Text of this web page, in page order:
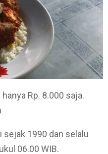
Rp. 8.000 saja.
sejak 1990 dan selalu
06.00 WIB.